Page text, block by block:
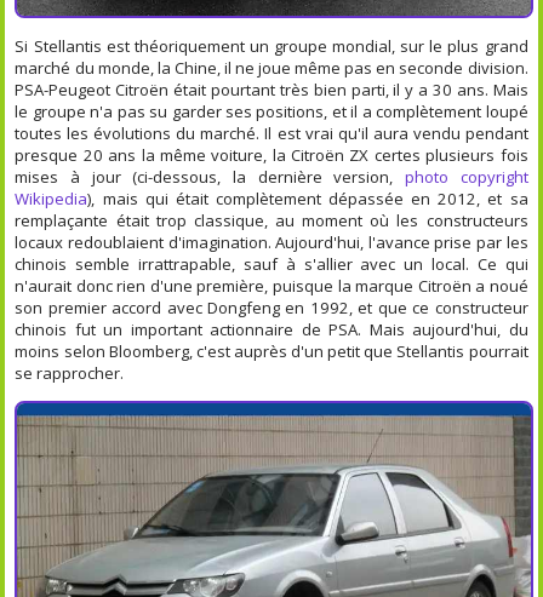
Si Stellantis est théoriquement un groupe mondial, sur le plus grand
marché du monde, la Chine, il ne joue même pas en seconde division.
PSA-Peugeot Citroën était pourtant très bien parti, il y a 30 ans. Mais
le groupe n'a pas su garder ses positions, et il a complètement loupé
toutes les évolutions du marché. Il est vrai qu'il aura vendu pendant
presque 20 ans la même voiture, la Citroën ZX certes plusieurs fois
mises à jour (ci-dessous, la dernière version, photo copyright
Wikipedia), mais qui était complètement dépassée en 2012, et sa
remplaçante était trop classique, au moment où les constructeurs
locaux redoublaient d'imagination. Aujourd'hui, l'avance prise par les
chinois semble irrattrapable, sauf à s'allier avec un local. Ce qui
n'aurait donc rien d'une première, puisque la marque Citroën a noué
son premier accord avec Dongfeng en 1992, et que ce constructeur
chinois fut un important actionnaire de PSA. Mais aujourd'hui, du
moins selon Bloomberg, c'est auprès d'un petit que Stellantis pourrait
se rapprocher.